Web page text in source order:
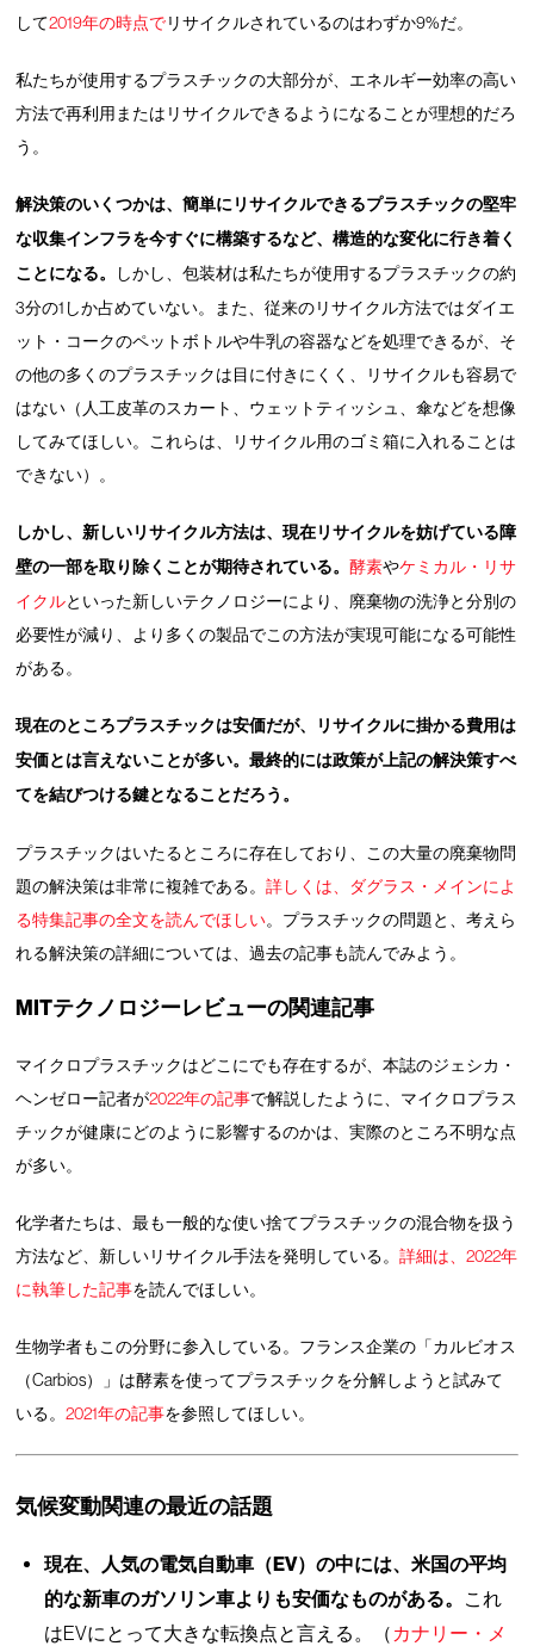
して2019年の時点でリサイクルされているのはわずか9%だ。
私たちが使用するプラスチックの大部分が、エネルギー効率の高い
方法で再利用またはリサイクルできるようになることが理想的だろ
う。
解決策のいくつかは、簡単にリサイクルできるプラスチックの堅牢
な収集インフラを今すぐに構築するなど、構造的な変化に行き着く
ことになる。
しかし、包装材は私たちが使用するプラスチックの約
3分の1しか占めていない。また、従来のリサイクル方法ではダイエ
ット・コークのペットボトルや牛乳の容器などを処理できるが、そ
の他の多くのプラスチックは目に付きにくく、リサイクルも容易で
はない（人工皮革のスカート、ウェットティッシュ、傘などを想像
してみてほしい。これらは、リサイクル用のゴミ箱に入れることは
できない）。
しかし、新しいリサイクル方法は、現在リサイクルを妨げている障
壁の一部を取り除くことが期待されている。酵素やケミカル・リサ
イクルといった新しいテクノロジーにより、廃棄物の洗浄と分別の
必要性が減り、より多くの製品でこの方法が実現可能になる可能性
がある。
現在のところプラスチックは安価だが、リサイクルに掛かる費用は
安価とは言えないことが多い。最終的には政策が上記の解決策すべ
てを結びつける鍵となることだろう。
プラスチックはいたるところに存在しており、この大量の廃棄物問
題の解決策は非常に複雑である。詳しくは、ダグラス・メインによ
る特集記事の全文を読んでほしい。プラスチックの問題と、考えら
れる解決策の詳細については、過去の記事も読んでみよう。
MITテクノロジーレビューの関連記事
マイクロプラスチックはどこにでも存在するが、本誌のジェシカ・
ヘンゼロー記者が2022年の記事で解説したように、マイクロプラス
チックが健康にどのように影響するのかは、実際のところ不明な点
が多い。
化学者たちは、最も一般的な使い捨てプラスチックの混合物を扱う
方法など、新しいリサイクル手法を発明している。詳細は、2022年
に執筆した記事を読んでほしい。
生物学者もこの分野に参入している。フランス企業の「カルビオス
（Carbios）」は酵素を使ってプラスチックを分解しようと試みて
いる。2021年の記事を参照してほしい。
気候変動関連の最近の話題
現在、人気の電気自動車（EV）の中には、米国の平均
的な新車のガソリン車よりも安価なものがある。
これ
はEVにとって大きな転換点と言える。（ カナリー・メ